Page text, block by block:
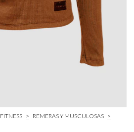
FITNESS > REMERAS Y MUSCULOSAS >